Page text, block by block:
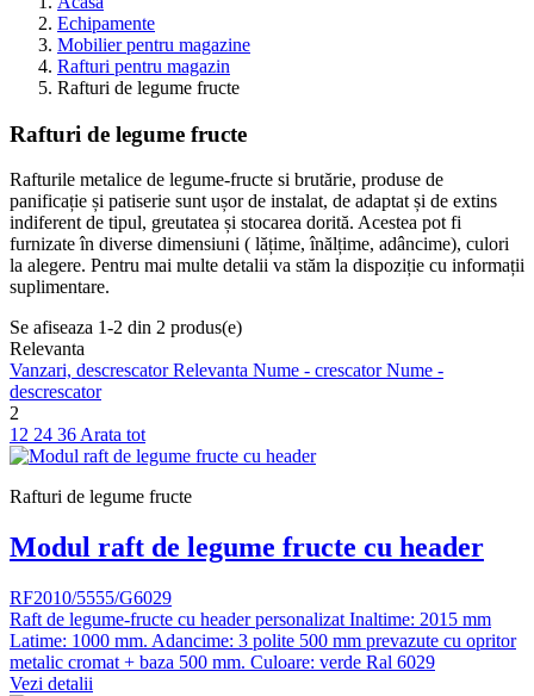
Echipamente
Mobilier pentru magazine
Rafturi pentru magazin
Rafturi de legume fructe
Rafturi de legume fructe
Rafturile metalice de legume-fructe si brutărie, produse de
panificație și patiserie sunt ușor de instalat, de adaptat și de extins
indiferent de tipul, greutatea și stocarea dorită. Acestea pot fi
furnizate în diverse dimensiuni ( lățime, înălțime, adâncime), culori
la alegere. Pentru mai multe detalii va stăm la dispoziție cu informații
suplimentare.
Se afiseaza 1-2 din 2 produs(e)
Relevanta
Vanzari, descrescatorRelevanta Nume - crescatorNume -
descrescator
2
12 24 36Arata tot
Rafturi de legume fructe
Modul raft de legume fructe cu header
RF2010/5555/G6029
Raft de legume-fructe cu header personalizat Inaltime: 2015 mm
Latime: 1000 mm. Adancime: 3 polite 500 mm prevazute cu opritor
metalic cromat + baza 500 mm. Culoare: verde Ral 6029
Vezi detalii